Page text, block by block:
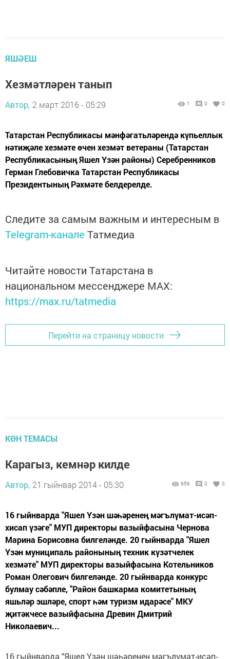
ЯШӘЕШ
Хезмәтләрен танып
Автор, 2 март 2016 - 05:29 1 0 0
Татарстан Республикасы мәнфәгатьләрендә күпьеллык
нәтиҗәле хезмәте өчен хезмәт ветераны (Татарстан
Республикасының Яшел Үзән районы) Серебренников
Герман Глебовичка Татарстан Республикасы
Президентының Рәхмәте белдерелде.
Следите за самым важным и интересным в
Telegram-канале Татмедиа
Читайте новости Татарстана в
национальном мессенджере MАХ:
https://max.ru/tatmedia
Перейти на страницу новости
КӨН ТЕМАСЫ
Карагыз, кемнәр килде
Автор, 21 гыйнвар 2014 - 05:30 956 0 0
16 гыйнварда "Яшел Үзән шәһәренең мәгълүмат-исәп-
хисап үзәге" МУП директоры вазыйфасына Чернова
Марина Борисовна билгеләнде. 20 гыйнварда "Яшел
Үзән муниципаль районының техник күзәтчелек
хезмәте" МУП директоры вазыйфасына Котельников
Роман Олегович билгеләнде. 20 гыйнварда конкурс
булмау сәбәпле, "Район башкарма комитетының
яшьләр эшләре, спорт һәм туризм идарәсе" МКУ
җитәкчесе вазыйфасына Древин Дмитрий
Николаевич...
16 гыйнварда "Яшел Үзән шәһәренең мәгълүмат-исәп-